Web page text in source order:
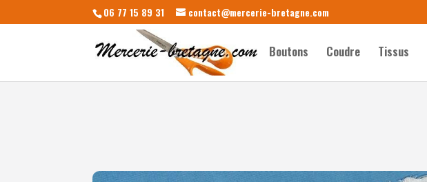
06 77 15 89 31 contact@mercerie-bretagne.com
Boutons Coudre Tissus